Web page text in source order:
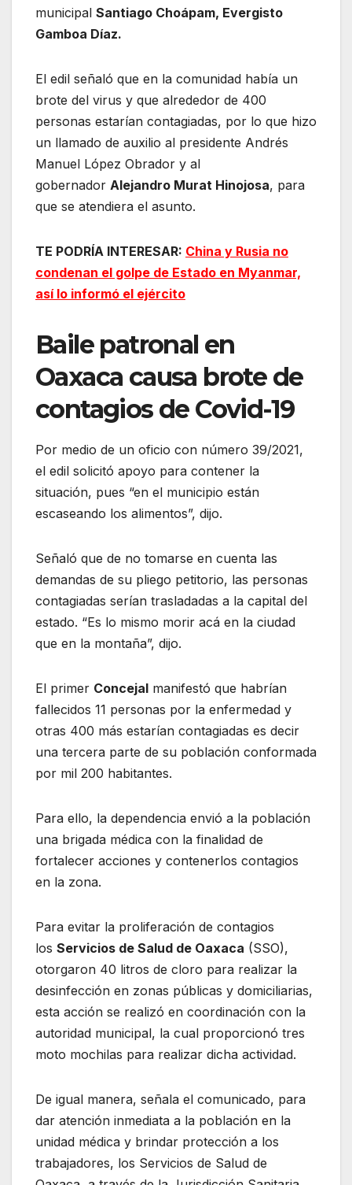
municipal Santiago Choápam, Evergisto
Gamboa Díaz.
El edil señaló que en la comunidad había un
brote del virus y que alrededor de 400
personas estarían contagiadas, por lo que hizo
un llamado de auxilio al presidente Andrés
Manuel López Obrador y al
gobernador Alejandro Murat Hinojosa, para
que se atendiera el asunto.
TE PODRÍA INTERESAR: China y Rusia no
condenan el golpe de Estado en Myanmar,
así lo informó el ejército
Baile patronal en
Oaxaca causa brote de
contagios de Covid-19
Por medio de un oficio con número 39/2021,
el edil solicitó apoyo para contener la
situación, pues “en el municipio están
escaseando los alimentos”, dijo.
Señaló que de no tomarse en cuenta las
demandas de su pliego petitorio, las personas
contagiadas serían trasladadas a la capital del
estado. “Es lo mismo morir acá en la ciudad
que en la montaña”, dijo.
El primer Concejal manifestó que habrían
fallecidos 11 personas por la enfermedad y
otras 400 más estarían contagiadas es decir
una tercera parte de su población conformada
por mil 200 habitantes.
Para ello, la dependencia envió a la población
una brigada médica con la finalidad de
fortalecer acciones y contenerlos contagios
en la zona.
Para evitar la proliferación de contagios
los Servicios de Salud de Oaxaca (SSO),
otorgaron 40 litros de cloro para realizar la
desinfección en zonas públicas y domiciliarias,
esta acción se realizó en coordinación con la
autoridad municipal, la cual proporcionó tres
moto mochilas para realizar dicha actividad.
De igual manera, señala el comunicado, para
dar atención inmediata a la población en la
unidad médica y brindar protección a los
trabajadores, los Servicios de Salud de